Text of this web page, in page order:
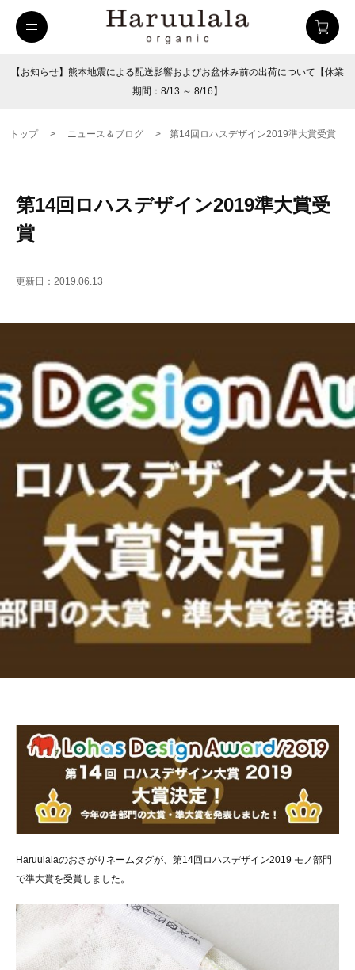
ツイルハーフパンツ
【お知らせ】熊本地震による配送影響およびお盆休み前の出荷について【休業
期間：8/13 ～ 8/16】
トップ > ニュース＆ブログ > 第14回ロハスデザイン2019準大賞受賞
第14回ロハスデザイン2019準大賞受
賞
更新日：2019.06.13
Haruulalaのおさがりネームタグが、第14回ロハスデザイン2019 モノ部門
で準大賞を受賞しました。